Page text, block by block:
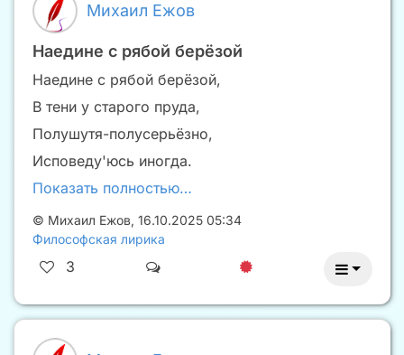
Михаил Ежов
Наедине с рябой берёзой
Наедине с рябой берёзой,
В тени у старого пруда,
Полушутя-полусерьёзно,
Исповеду'юсь иногда.
Показать полностью…
© Михаил Ежов, 16.10.2025 05:34
Философская лирика
3